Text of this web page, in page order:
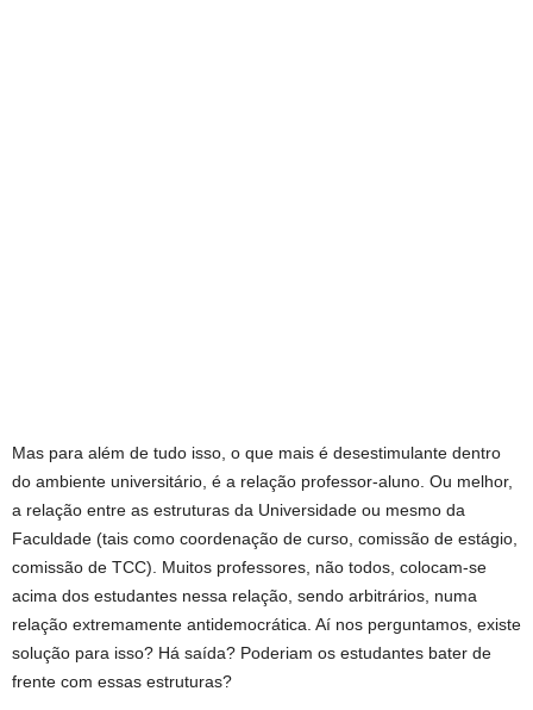
Mas para além de tudo isso, o que mais é desestimulante dentro
do ambiente universitário, é a relação professor-aluno. Ou melhor,
a relação entre as estruturas da Universidade ou mesmo da
Faculdade (tais como coordenação de curso, comissão de estágio,
comissão de TCC). Muitos professores, não todos, colocam-se
acima dos estudantes nessa relação, sendo arbitrários, numa
relação extremamente antidemocrática. Aí nos perguntamos, existe
solução para isso? Há saída? Poderiam os estudantes bater de
frente com essas estruturas?